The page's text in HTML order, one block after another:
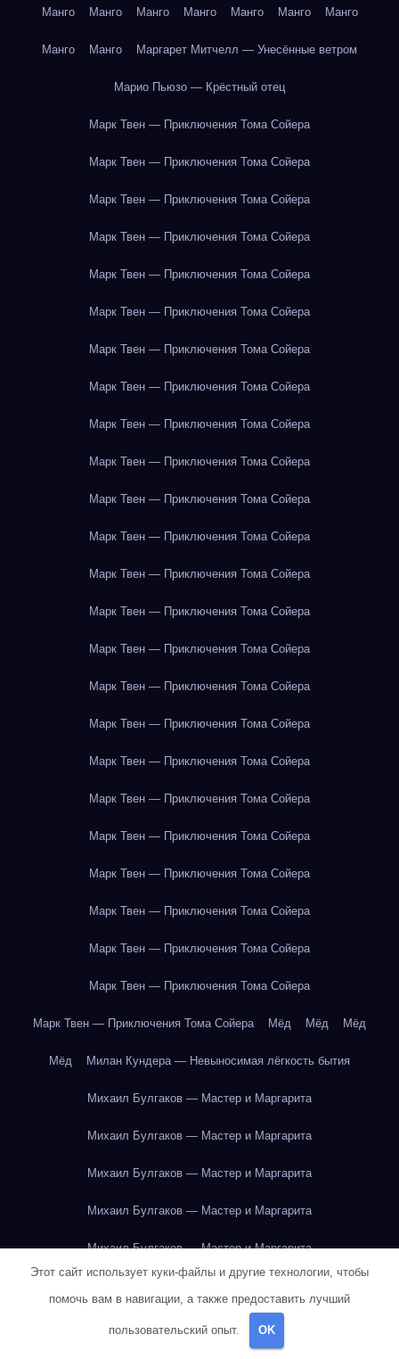
Манго Манго Манго Манго Манго Манго Манго
Манго Манго Маргарет Митчелл — Унесённые ветром
Марио Пьюзо — Крёстный отец
Марк Твен — Приключения Тома Сойера
Марк Твен — Приключения Тома Сойера
Марк Твен — Приключения Тома Сойера
Марк Твен — Приключения Тома Сойера
Марк Твен — Приключения Тома Сойера
Марк Твен — Приключения Тома Сойера
Марк Твен — Приключения Тома Сойера
Марк Твен — Приключения Тома Сойера
Марк Твен — Приключения Тома Сойера
Марк Твен — Приключения Тома Сойера
Марк Твен — Приключения Тома Сойера
Марк Твен — Приключения Тома Сойера
Марк Твен — Приключения Тома Сойера
Марк Твен — Приключения Тома Сойера
Марк Твен — Приключения Тома Сойера
Марк Твен — Приключения Тома Сойера
Марк Твен — Приключения Тома Сойера
Марк Твен — Приключения Тома Сойера
Марк Твен — Приключения Тома Сойера
Марк Твен — Приключения Тома Сойера
Марк Твен — Приключения Тома Сойера
Марк Твен — Приключения Тома Сойера
Марк Твен — Приключения Тома Сойера
Марк Твен — Приключения Тома Сойера
Марк Твен — Приключения Тома Сойера Мёд Мёд Мёд
Мёд Милан Кундера — Невыносимая лёгкость бытия
Михаил Булгаков — Мастер и Маргарита
Михаил Булгаков — Мастер и Маргарита
Михаил Булгаков — Мастер и Маргарита
Михаил Булгаков — Мастер и Маргарита
Михаил Булгаков — Мастер и Маргарита
Михаил Булгаков — Мастер и Маргарита
Этот сайт использует куки-файлы и другие технологии, чтобы
помочь вам в навигации, а также предоставить лучший
пользовательский опыт. OK